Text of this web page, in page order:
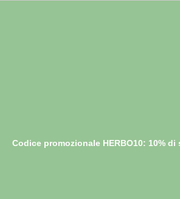
Codice promozionale HERBO10: 10%